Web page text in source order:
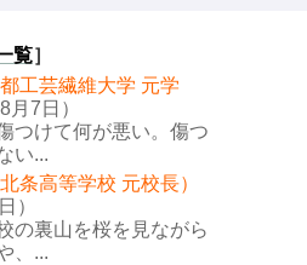
覧］
工芸繊維大学 元学
8月7日）
つけて何が悪い。傷つ
い...
条高等学校 元校長）
）
の裏山を桜を見ながら
、...